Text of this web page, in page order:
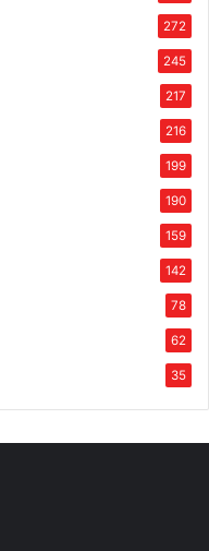
272
245
217
216
199
190
159
142
78
62
35